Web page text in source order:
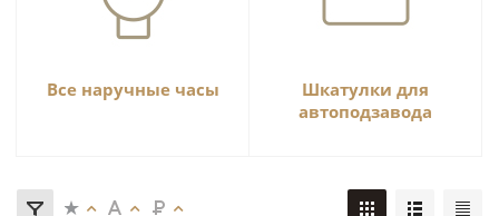
Все наручные часы
Шкатулки для
автоподзавода